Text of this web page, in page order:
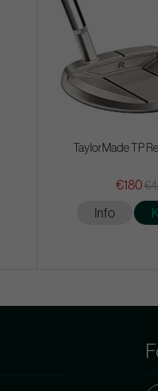
TaylorMade TP
€180
Info